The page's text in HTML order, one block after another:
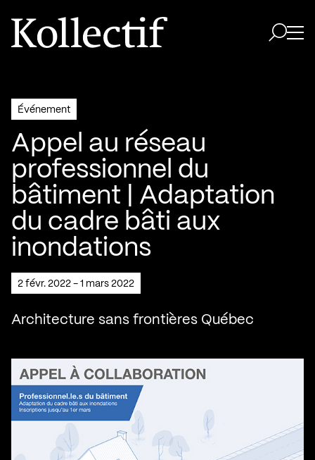
Aller à la page d'accueil
Logo Kollectif
Événement
Appel au réseau
professionnel du
bâtiment | Adaptation
du cadre bâti aux
inondations
2 févr. 2022 - 1 mars 2022
Architecture sans frontières Québec